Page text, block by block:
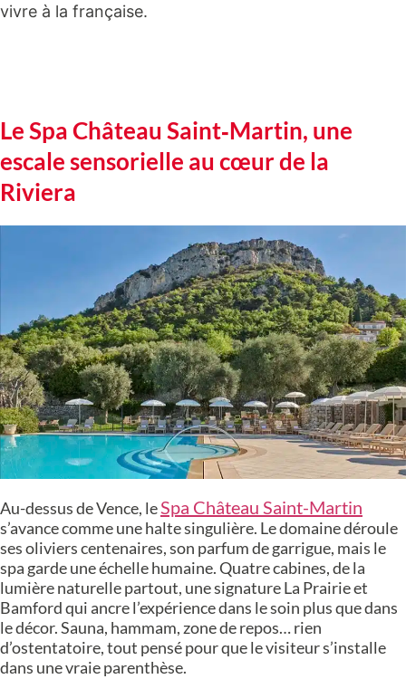
vivre à la française.
Le Spa Château Saint‑Martin, une
escale sensorielle au cœur de la
Riviera
Au-dessus de Vence, leSpa Château Saint-Martin
s’avance comme une halte singulière. Le domaine déroule
ses oliviers centenaires, son parfum de garrigue, mais le
spa garde une échelle humaine. Quatre cabines, de la
lumière naturelle partout, une signature La Prairie et
Bamford qui ancre l’expérience dans le soin plus que dans
le décor. Sauna, hammam, zone de repos… rien
d’ostentatoire, tout pensé pour que le visiteur s’installe
dans une vraie parenthèse.